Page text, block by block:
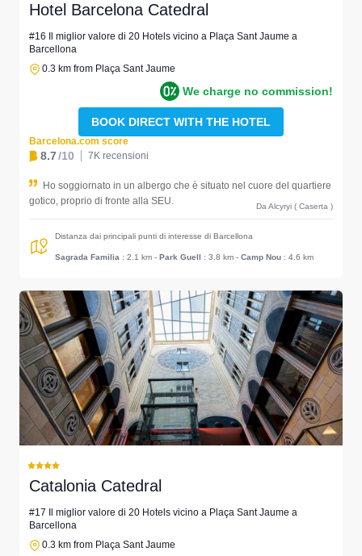
Hotel Barcelona Catedral
#16 Il miglior valore di 20 Hotels vicino a Plaça Sant Jaume a
Barcellona
0.3 km from Plaça Sant Jaume
We charge no commission!
BOOK DIRECT WITH THE HOTEL
Barcelona.com score
8.7/10 7K recensioni
Ho soggiornato in un albergo che è situato nel cuore del quartiere
gotico, proprio di fronte alla SEU.
Da Alcyryi ( Caserta )
Distanza dai principali punti di interesse di Barcellona
Sagrada Familia : 2.1 km - Park Guell : 3.8 km - Camp Nou : 4.6 km
Catalonia Catedral
#17 Il miglior valore di 20 Hotels vicino a Plaça Sant Jaume a
Barcellona
0.3 km from Plaça Sant Jaume